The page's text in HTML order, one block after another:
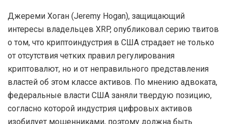
Джереми Хоган (Jeremy Hogan), защищающий
интересы владельцев XRP, опубликовал серию твитов
о том, что криптоиндустрия в США страдает не только
от отсутствия четких правил регулирования
криптовалют, но и от неправильного представления
властей об этом классе активов. По мнению адвоката,
федеральные власти США заняли твердую позицию,
согласно которой индустрия цифровых активов
изобилует мошенниками, поэтому должна быть